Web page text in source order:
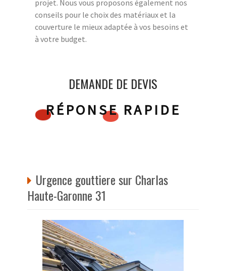
projet. Nous vous proposons également nos
conseils pour le choix des matériaux et la
couverture le mieux adaptée à vos besoins et
à votre budget.
DEMANDE DE DEVIS
RÉPONSE RAPIDE
Urgence gouttiere sur Charlas
Haute-Garonne 31